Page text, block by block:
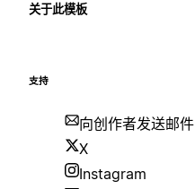
关于此模板
支持
向创作者发送邮件
X
Instagram